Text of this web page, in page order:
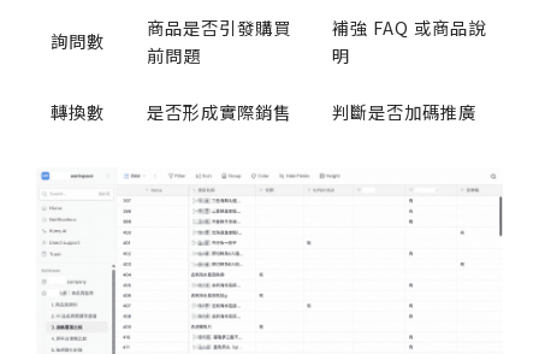
詢問數
商品是否引發購買
前問題
補強 FAQ 或商品說
明
轉換數 是否形成實際銷售 判斷是否加碼推廣